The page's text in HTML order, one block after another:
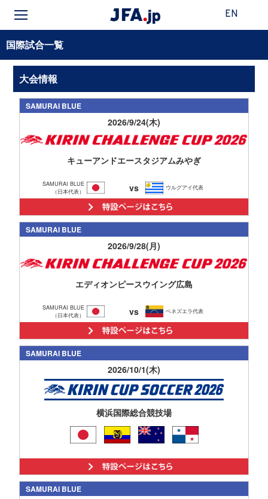
EN
国際試合一覧
大会情報
SAMURAI BLUE
2026/9/24(木)
キューアンドエースタジアムみやぎ
SAMURAI BLUE
（日本代表）
vs ウルグアイ代表
SAMURAI BLUE
2026/9/28(月)
エディオンピースウイング広島
SAMURAI BLUE
（日本代表）
vs ベネズエラ代表
SAMURAI BLUE
2026/10/1(木)
横浜国際総合競技場
SAMURAI BLUE